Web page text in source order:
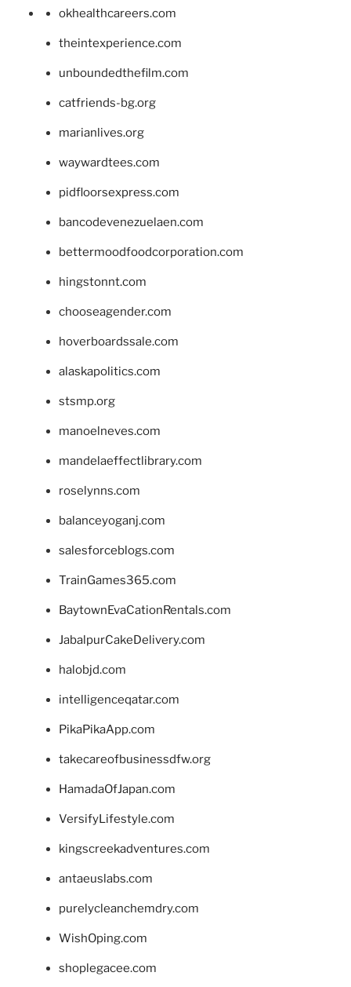
okhealthcareers.com
theintexperience.com
unboundedthefilm.com
catfriends-bg.org
marianlives.org
waywardtees.com
pidfloorsexpress.com
bancodevenezuelaen.com
bettermoodfoodcorporation.com
hingstonnt.com
chooseagender.com
hoverboardssale.com
alaskapolitics.com
stsmp.org
manoelneves.com
mandelaeffectlibrary.com
roselynns.com
balanceyoganj.com
salesforceblogs.com
TrainGames365.com
BaytownEvaCationRentals.com
JabalpurCakeDelivery.com
halobjd.com
intelligenceqatar.com
PikaPikaApp.com
takecareofbusinessdfw.org
HamadaOfJapan.com
VersifyLifestyle.com
kingscreekadventures.com
antaeuslabs.com
purelycleanchemdry.com
WishOping.com
shoplegacee.com